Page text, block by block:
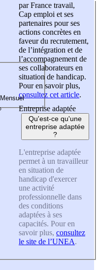
par France travail,
Cap emploi et ses
partenaires pour ses
actions concrètes en
faveur du recrutement,
de l’intégration et de
l’accompagnement de
ses collaborateurs en
situation de handicap.
Pour en savoir plus,
consultez cet article.
Entreprise adaptée
Qu'est-ce qu'une
entreprise adaptée
?
L'entreprise adaptée
permet à un travailleur
en situation de
handicap d'exercer
une activité
professionnelle dans
des conditions
adaptées à ses
capacités. Pour en
savoir plus, consultez
le site de l’UNEA.